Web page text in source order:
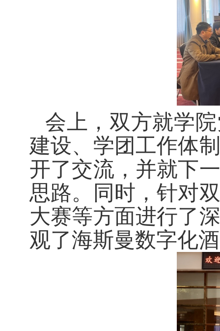
会上，双方就学院
建设、 学团工作体
开了交流，并就下
思路。
同时，针对
大赛等方面进行了
观了海斯曼数字化